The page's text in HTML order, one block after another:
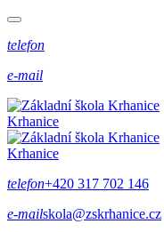
telefon
e-mail
Krhanice
Krhanice
telefon+420 317 702 146
e-mailskola@zskrhanice.cz